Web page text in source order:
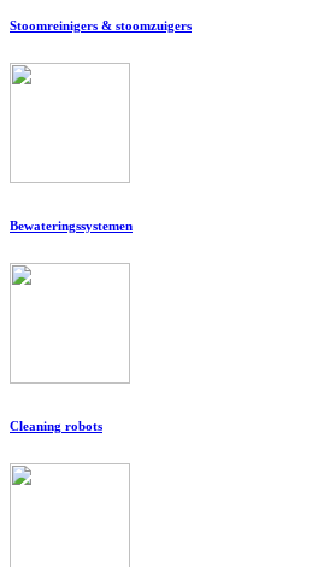
Stoomreinigers & stoomzuigers
Bewateringssystemen
Cleaning robots